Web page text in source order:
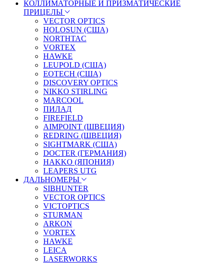
КОЛЛИМАТОРНЫЕ И ПРИЗМАТИЧЕСКИЕ
ПРИЦЕЛЫ
VECTOR OPTICS
HOLOSUN (США)
NORTHTAC
VORTEX
HAWKE
LEUPOLD (США)
EOTECH (США)
DISCOVERY OPTICS
NIKKO STIRLING
MARCOOL
ПИЛАД
FIREFIELD
AIMPOINT (ШВЕЦИЯ)
REDRING (ШВЕЦИЯ)
SIGHTMARK (США)
DOCTER (ГЕРМАНИЯ)
HAKKO (ЯПОНИЯ)
LEAPERS UTG
ДАЛЬНОМЕРЫ
SIBHUNTER
VECTOR OPTICS
VICTOPTICS
STURMAN
ARKON
VORTEX
HAWKE
LEICA
LASERWORKS